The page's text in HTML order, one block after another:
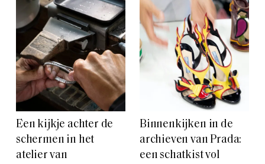
Een kijkje achter de
schermen in het
atelier van
Binnenkijken in de
archieven van Prada:
een schatkist vol